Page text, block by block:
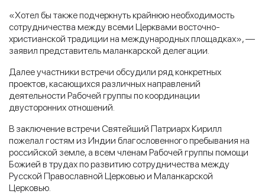
«Хотел бы также подчеркнуть крайнюю необходимость
сотрудничества между всеми Церквами восточно-
христианской традиции на международных площадках», —
заявил представитель маланкарской делегации.
Далее участники встречи обсудили ряд конкретных
проектов, касающихся различных направлений
деятельности Рабочей группы по координации
двусторонних отношений.
В заключение встречи Святейший Патриарх Кирилл
пожелал гостям из Индии благословенного пребывания на
российской земле, а всем членам Рабочей группы помощи
Божией в трудах по развитию сотрудничества между
Русской Православной Церковью и Маланкарской
Церковью.